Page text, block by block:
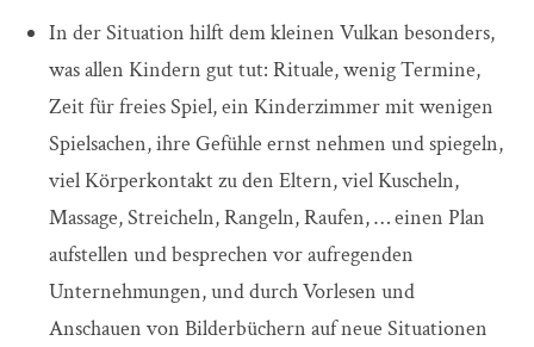
In der Situation hilft dem kleinen Vulkan besonders,
was allen Kindern gut tut: Rituale, wenig Termine,
Zeit für freies Spiel, ein Kinderzimmer mit wenigen
Spielsachen, ihre Gefühle ernst nehmen und spiegeln,
viel Körperkontakt zu den Eltern, viel Kuscheln,
Massage, Streicheln, Rangeln, Raufen, … einen Plan
aufstellen und besprechen vor aufregenden
Unternehmungen, und durch Vorlesen und
Anschauen von Bilderbüchern auf neue Situationen